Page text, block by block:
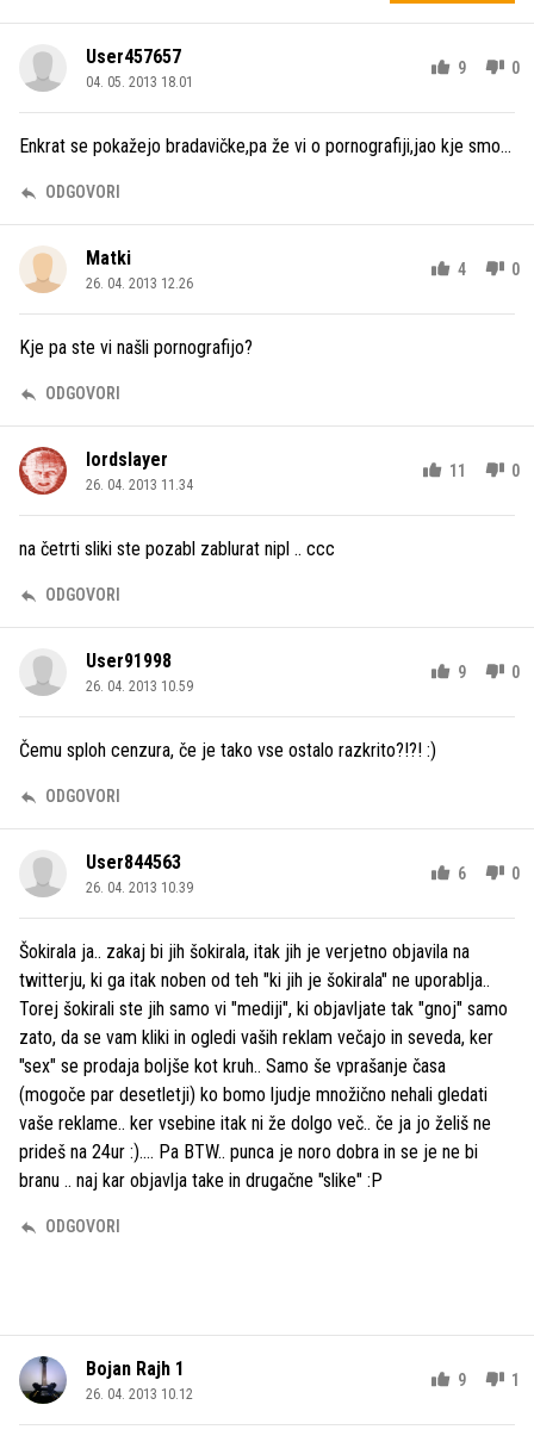
User457657
04. 05. 2013 18.01
9 0
Enkrat se pokažejo bradavičke,pa že vi o pornografiji,jao kje smo...
ODGOVORI
Matki
26. 04. 2013 12.26
4 0
Kje pa ste vi našli pornografijo?
ODGOVORI
lordslayer
26. 04. 2013 11.34
11 0
na četrti sliki ste pozabl zablurat nipl .. ccc
ODGOVORI
User91998
26. 04. 2013 10.59
9 0
Čemu sploh cenzura, če je tako vse ostalo razkrito?!?! :)
ODGOVORI
User844563
26. 04. 2013 10.39
6 0
Šokirala ja.. zakaj bi jih šokirala, itak jih je verjetno objavila na
twitterju, ki ga itak noben od teh "ki jih je šokirala" ne uporablja..
Torej šokirali ste jih samo vi "mediji", ki objavljate tak "gnoj" samo
zato, da se vam kliki in ogledi vaših reklam večajo in seveda, ker
"sex" se prodaja boljše kot kruh.. Samo še vprašanje časa
(mogoče par desetletji) ko bomo ljudje množično nehali gledati
vaše reklame.. ker vsebine itak ni že dolgo več.. če ja jo želiš ne
prideš na 24ur :).... Pa BTW.. punca je noro dobra in se je ne bi
branu .. naj kar objavlja take in drugačne "slike" :P
ODGOVORI
Bojan Rajh 1
26. 04. 2013 10.12
9 1